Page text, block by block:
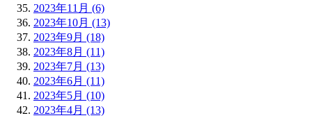
2023年11月 (6)
2023年10月 (13)
2023年9月 (18)
2023年8月 (11)
2023年7月 (13)
2023年6月 (11)
2023年5月 (10)
2023年4月 (13)